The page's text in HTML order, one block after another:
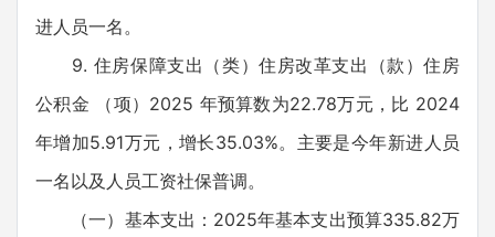
进人员一名。
9. 住房保障支出（类）住房改革支出（款）住房
公积金 （项）2025 年预算数为22.78万元，比 2024
年增加5.91万元，增长35.03%。主要是今年新进人员
一名以及人员工资社保普调。
（一）基本支出：2025年基本支出预算335.82万